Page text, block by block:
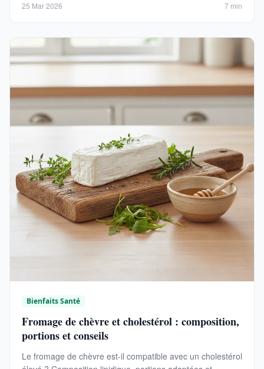
25 Mar 2026 7 min
Bienfaits Santé
Fromage de chèvre et cholestérol : composition,
portions et conseils
Le fromage de chèvre est-il compatible avec un cholestérol